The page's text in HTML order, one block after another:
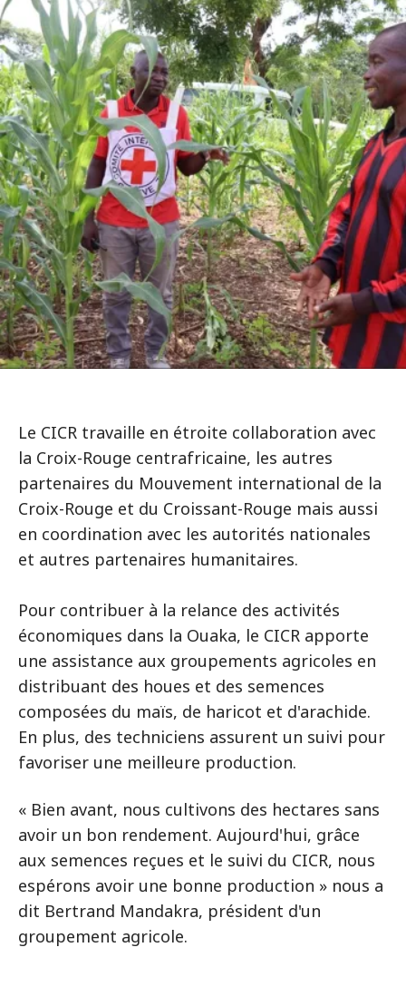
Le CICR travaille en étroite collaboration avec
la Croix-Rouge centrafricaine, les autres
partenaires du Mouvement international de la
Croix-Rouge et du Croissant-Rouge mais aussi
en coordination avec les autorités nationales
et autres partenaires humanitaires.
Pour contribuer à la relance des activités
économiques dans la Ouaka, le CICR apporte
une assistance aux groupements agricoles en
distribuant des houes et des semences
composées du maïs, de haricot et d'arachide.
En plus, des techniciens assurent un suivi pour
favoriser une meilleure production.
« Bien avant, nous cultivons des hectares sans
avoir un bon rendement. Aujourd'hui, grâce
aux semences reçues et le suivi du CICR, nous
espérons avoir une bonne production » nous a
dit Bertrand Mandakra, président d'un
groupement agricole.